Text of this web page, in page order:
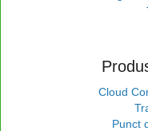
Cloud
Punct